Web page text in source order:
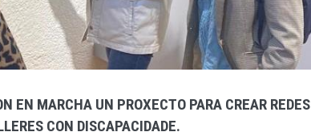
EN MARCHA UN PROXECTO PARA CREAR REDES
CON DISCAPACIDADE.